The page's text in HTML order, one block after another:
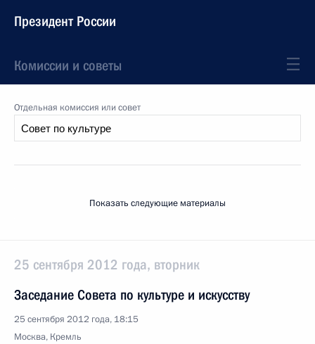
Президент России
Комиссии и советы
Отдельная комиссия или совет
Показать следующие материалы
25 сентября 2012 года, вторник
Заседание Совета по культуре и искусству
25 сентября 2012 года, 18:15
Москва, Кремль